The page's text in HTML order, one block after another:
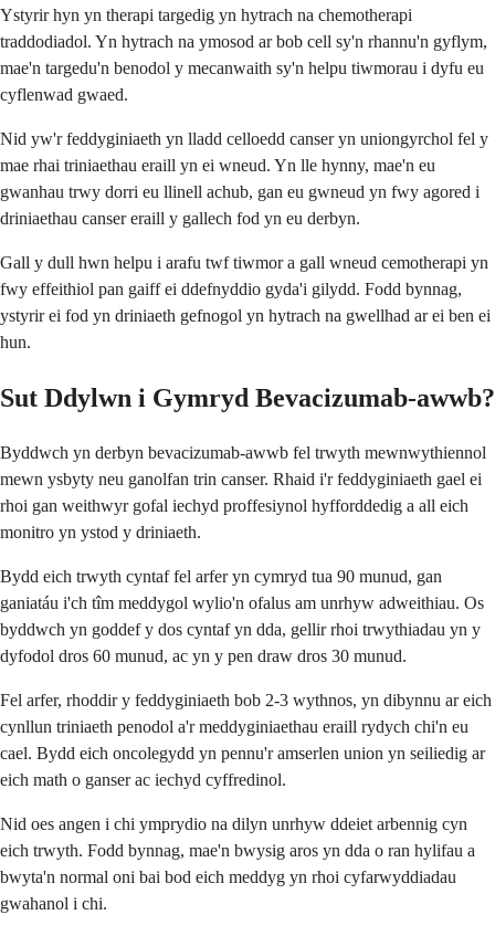
Ystyrir hyn yn therapi targedig yn hytrach na chemotherapi
traddodiadol. Yn hytrach na ymosod ar bob cell sy'n rhannu'n gyflym,
mae'n targedu'n benodol y mecanwaith sy'n helpu tiwmorau i dyfu eu
cyflenwad gwaed.
Nid yw'r feddyginiaeth yn lladd celloedd canser yn uniongyrchol fel y
mae rhai triniaethau eraill yn ei wneud. Yn lle hynny, mae'n eu
gwanhau trwy dorri eu llinell achub, gan eu gwneud yn fwy agored i
driniaethau canser eraill y gallech fod yn eu derbyn.
Gall y dull hwn helpu i arafu twf tiwmor a gall wneud cemotherapi yn
fwy effeithiol pan gaiff ei ddefnyddio gyda'i gilydd. Fodd bynnag,
ystyrir ei fod yn driniaeth gefnogol yn hytrach na gwellhad ar ei ben ei
hun.
Sut Ddylwn i Gymryd Bevacizumab-awwb?
Byddwch yn derbyn bevacizumab-awwb fel trwyth mewnwythiennol
mewn ysbyty neu ganolfan trin canser. Rhaid i'r feddyginiaeth gael ei
rhoi gan weithwyr gofal iechyd proffesiynol hyfforddedig a all eich
monitro yn ystod y driniaeth.
Bydd eich trwyth cyntaf fel arfer yn cymryd tua 90 munud, gan
ganiatáu i'ch tîm meddygol wylio'n ofalus am unrhyw adweithiau. Os
byddwch yn goddef y dos cyntaf yn dda, gellir rhoi trwythiadau yn y
dyfodol dros 60 munud, ac yn y pen draw dros 30 munud.
Fel arfer, rhoddir y feddyginiaeth bob 2-3 wythnos, yn dibynnu ar eich
cynllun triniaeth penodol a'r meddyginiaethau eraill rydych chi'n eu
cael. Bydd eich oncolegydd yn pennu'r amserlen union yn seiliedig ar
eich math o ganser ac iechyd cyffredinol.
Nid oes angen i chi ymprydio na dilyn unrhyw ddeiet arbennig cyn
eich trwyth. Fodd bynnag, mae'n bwysig aros yn dda o ran hylifau a
bwyta'n normal oni bai bod eich meddyg yn rhoi cyfarwyddiadau
gwahanol i chi.